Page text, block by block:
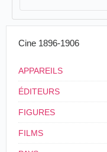
Cine 1896-1906
APPAREILS
ÉDITEURS
FIGURES
FILMS